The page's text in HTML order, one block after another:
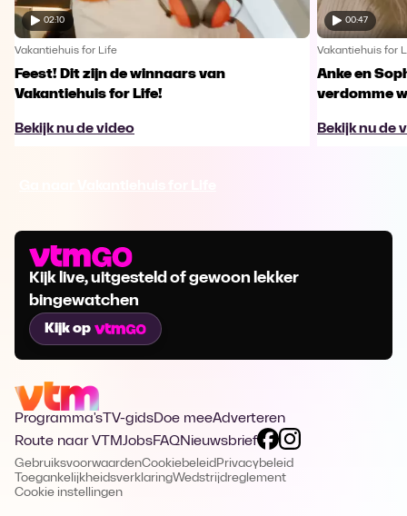
02:10
Vakantiehuis for Life
Feest! Dit zijn de winnaars van
Vakantiehuis for Life!
Bekijk nu de video
00:47
Vakantiehuis for
Anke en
verdomme
Bekijk nu de
Kijk live, uitgesteld of gewoon lekker
bingewatchen
Kijk op
Programma's TV-gidsDoe meeAdverteren
Route naar VTMJobsFAQNieuwsbrief
GebruiksvoorwaardenCookiebeleid Privacybeleid
ToegankelijkheidsverklaringWedstrijdreglement
Cookie instellingen